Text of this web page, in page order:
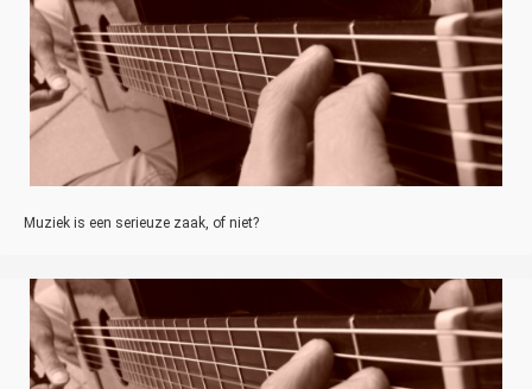
Muziek is een serieuze zaak, of niet?